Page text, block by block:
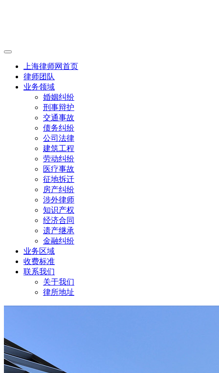
上海律师网首页
律师团队
业务领域
婚姻纠纷
刑事辩护
交通事故
债务纠纷
公司法律
建筑工程
劳动纠纷
医疗事故
征地拆迁
房产纠纷
涉外律师
知识产权
经济合同
遗产继承
金融纠纷
业务区域
收费标准
联系我们
关于我们
律所地址